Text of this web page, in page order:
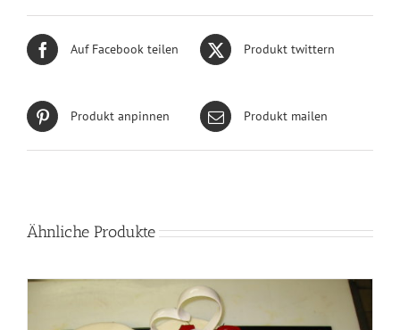
Auf Facebook teilen Produkt twittern
Produkt anpinnen Produkt mailen
Ähnliche Produkte